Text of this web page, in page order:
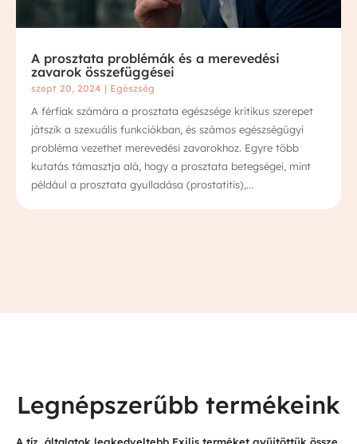
A prosztata problémák és a merevedési
zavarok összefüggései
szept 20, 2024 | Egészség
A férfiak számára a prosztata egészsége kritikus szerepet
játszik a szexuális funkciókban, és számos egészségügyi
probléma vezethet merevedési zavarokhoz. Egyre több
kutatás támasztja alá, hogy a prosztata betegségei, mint
például a prosztata gyulladása (prostatitis),...
Legnépszerűbb termékeink